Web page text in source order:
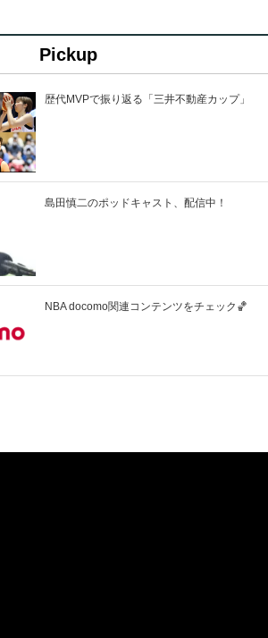
Pickup
歴代MVPで振り返る「三井不動産カップ」
島田慎二のポッドキャスト、配信中！
NBA docomo関連コンテンツをチェック🏀